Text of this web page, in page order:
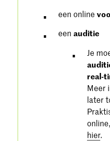
een online
eenauditie
Je
real-
Meer
later
hier.